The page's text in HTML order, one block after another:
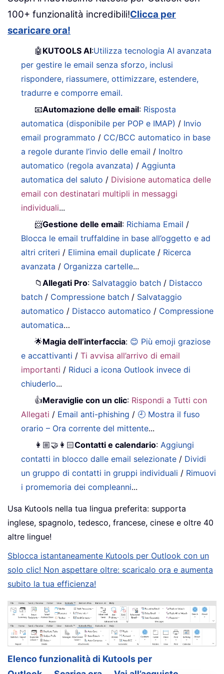
100+ funzionalità incredibili!Clicca per
scaricare ora!
🤖 KUTOOLS AI:Utilizza tecnologia AI avanzata
per gestire le email senza sforzo, inclusi
rispondere, riassumere, ottimizzare, estendere,
tradurre e comporre email.
📧Automazione delle email: Risposta
automatica (disponibile per POP e IMAP) / Invio
email programmato / CC/BCC automatico in base
a regole durante l’invio delle email / Inoltro
automatico (regola avanzata) / Aggiunta
automatica del saluto / Divisione automatica delle
email con destinatari multipli in messaggi
individuali...
📨Gestione delle email: Richiama Email /
Blocca le email truffaldine in base all’oggetto e ad
altri criteri / Elimina email duplicate / Ricerca
avanzata / Organizza cartelle...
📁Allegati Pro: Salvataggio batch / Distacco
batch / Compressione batch / Salvataggio
automatico / Distacco automatico / Compressione
automatica…
🌟Magia dell’interfaccia: 😊 Più emoji graziose
e accattivanti /Ti avvisa all’arrivo di email
importanti / Riduci a icona Outlook invece di
chiuderlo...
👍Meraviglie con un clic: Rispondi a Tutti con
Allegati / Email anti-phishing / 🕘 Mostra il fuso
orario – Ora corrente del mittente...
👩🏼‍🤝‍👩🏻Contatti e calendario: Aggiungi
contatti in blocco dalle email selezionate / Dividi
un gruppo di contatti in gruppi individuali / Rimuovi
i promemoria dei compleanni...
Usa Kutools nella tua lingua preferita: supporta
inglese, spagnolo, tedesco, francese, cinese e oltre 40
altre lingue!
Sblocca istantaneamente Kutools per Outlook con un
solo clic! Non aspettare oltre: scaricalo ora e aumenta
subito la tua efficienza!
Elenco funzionalità di Kutools per